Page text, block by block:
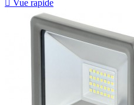
 Vue rapide